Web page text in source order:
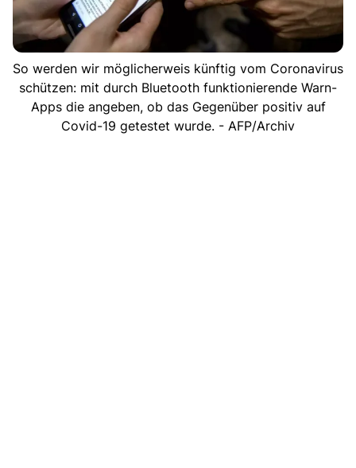
So werden wir möglicherweis künftig vom Coronavirus
schützen: mit durch Bluetooth funktionierende Warn-
Apps die angeben, ob das Gegenüber positiv auf
Covid-19 getestet wurde. - AFP/Archiv